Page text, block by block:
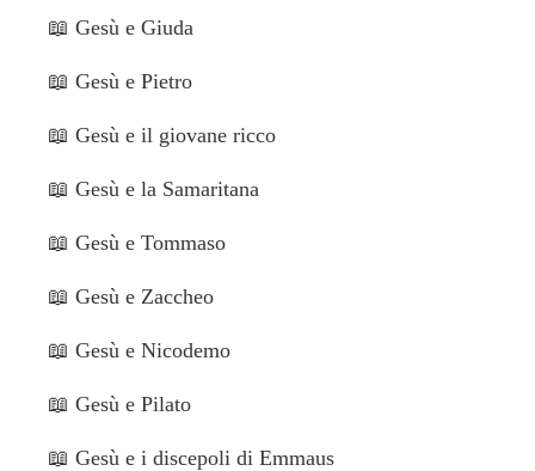
📖 Gesù e Giuda
📖 Gesù e Pietro
📖 Gesù e il giovane ricco
📖 Gesù e la Samaritana
📖 Gesù e Tommaso
📖 Gesù e Zaccheo
📖 Gesù e Nicodemo
📖 Gesù e Pilato
📖 Gesù e i discepoli di Emmaus